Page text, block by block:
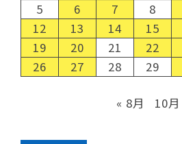
5
6 7 8
12
13 14 15
19
20 21 22
26
27 28 29
« 8月 10